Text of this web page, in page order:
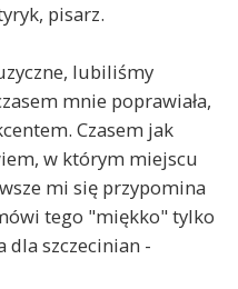
pisarz.
lubiliśmy
mnie poprawiała,
Czasem jak
w którym miejscu
mi się przypomina
tego "miękko" tylko
szczecinian -